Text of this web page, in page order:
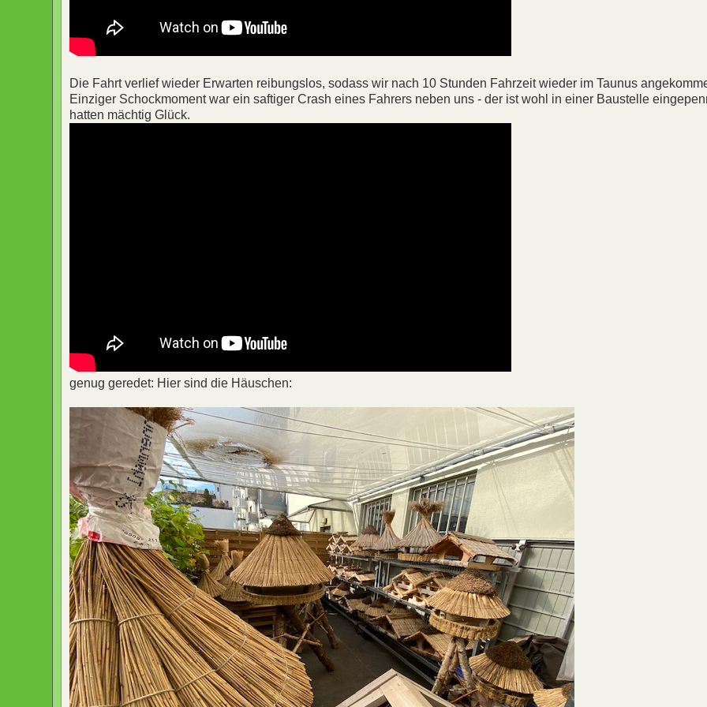
Die Fahrt verlief wieder Erwarten reibungslos, sodass wir nach 10 Stunden Fahrzeit wieder im Taunus
Einziger Schockmoment war ein saftiger Crash eines Fahrers neben uns - der ist wohl in einer Baustelle
hatten mächtig Glück.
genug geredet: Hier sind die Häuschen: